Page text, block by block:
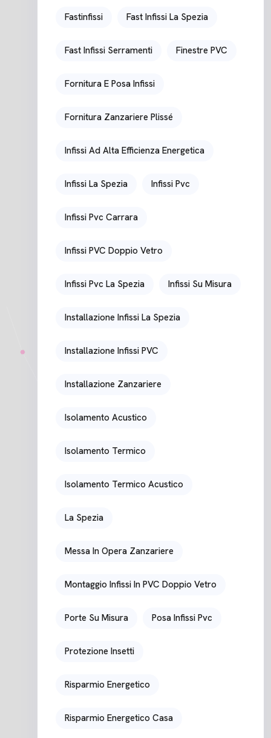
Fastinfissi Fast Infissi La Spezia
Fast Infissi Serramenti Finestre PVC
Fornitura E Posa Infissi
Fornitura Zanzariere Plissé
Infissi Ad Alta Efficienza Energetica
Infissi La Spezia Infissi Pvc
Infissi Pvc Carrara
Infissi PVC Doppio Vetro
Infissi Pvc La Spezia Infissi Su Misura
Installazione Infissi La Spezia
Installazione Infissi PVC
Installazione Zanzariere
Isolamento Acustico
Isolamento Termico
Isolamento Termico Acustico
La Spezia
Messa In Opera Zanzariere
Montaggio Infissi In PVC Doppio Vetro
Porte Su Misura Posa Infissi Pvc
Protezione Insetti
Risparmio Energetico
Risparmio Energetico Casa